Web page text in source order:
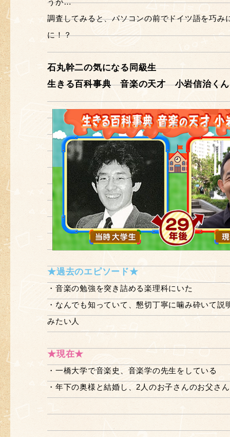
うが…
調査してみると、パソコンの前でドイツ語を巧み
に！？
石丸幹二の気になる同級生
生きる百科事典 音楽の天才 小岩信治くん
★過去のエピソード★
・音楽の勉強を突き詰める楽理科にいた
・なんでも知っていて、懇切丁寧に噛み砕いて説
みたい人
★現在★
・一橋大学で音楽史、音楽学の先生をしている
・年下の奥様と結婚し、2人のお子さんのお父さん